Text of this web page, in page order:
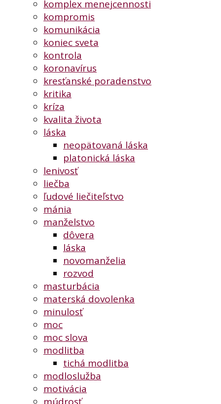
komplex menejcennosti
kompromis
komunikácia
koniec sveta
kontrola
koronavírus
kresťanské poradenstvo
kritika
kríza
kvalita života
láska
neopätovaná láska
platonická láska
lenivosť
liečba
ľudové liečiteľstvo
mánia
manželstvo
dôvera
láska
novomanželia
rozvod
masturbácia
materská dovolenka
minulosť
moc
moc slova
modlitba
tichá modlitba
modloslužba
motivácia